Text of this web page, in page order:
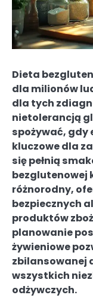
Dieta
dla milionów
dla tych
nietolerancją
spożywać, gdy
kluczowe dla
się pełnią
bezglutenowej
różnorodny,
bezpiecznych
produktów
planowanie
żywieniowe
zbilansowanej
wszystkich
odżywczych.